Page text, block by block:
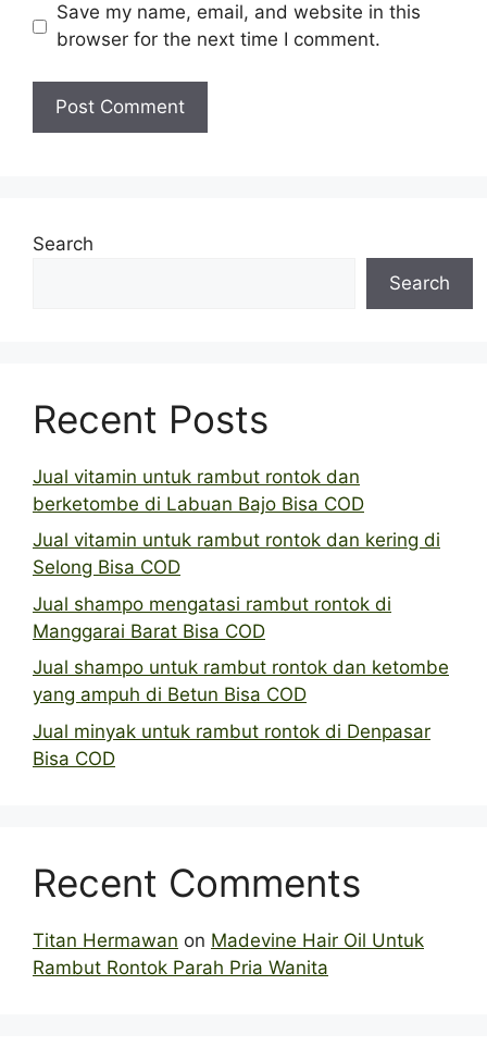
Save my name, email, and website in this
browser for the next time I comment.
Search
Search
Recent Posts
Jual vitamin untuk rambut rontok dan
berketombe di Labuan Bajo Bisa COD
Jual vitamin untuk rambut rontok dan kering di
Selong Bisa COD
Jual shampo mengatasi rambut rontok di
Manggarai Barat Bisa COD
Jual shampo untuk rambut rontok dan ketombe
yang ampuh di Betun Bisa COD
Jual minyak untuk rambut rontok di Denpasar
Bisa COD
Recent Comments
Titan Hermawan on Madevine Hair Oil Untuk
Rambut Rontok Parah Pria Wanita